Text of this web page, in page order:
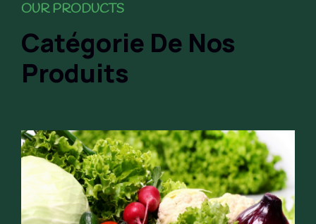
OUR PRODUCTS
Catégorie De Nos
Produits